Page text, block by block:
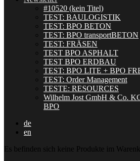
#10520 (kein Titel)
TEST: BAULOGISTIK
TEST: BPO BETON
TEST: BPO transportBETON
TEST: FRÄSEN
TEST BPO ASPHALT
TEST BPO ERDBAU
TEST: BPO LITE + BPO
TEST: Order Management
TESTE: RESOURCES
Wilhelm Jost GmbH & Co.
BPO
de
en
Es befinden sich keine Produkte im